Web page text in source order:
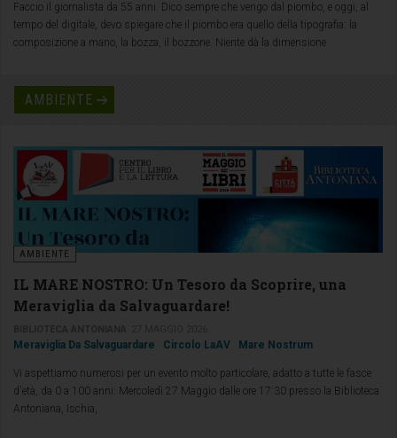
Faccio il giornalista da 55 anni. Dico sempre che vengo dal piombo, e oggi, al
tempo del digitale, devo spiegare che il piombo era quello della tipografia: la
composizione a mano, la bozza, il bozzone. Niente dà la dimensione
AMBIENTE
AMBIENTE
IL MARE NOSTRO: Un Tesoro da Scoprire, una
Meraviglia da Salvaguardare!
Meraviglia Da Salvaguardare Circolo LaAV Mare Nostrum
Vi aspettiamo numerosi per un evento molto particolare, adatto a tutte le fasce
d'età, da 0 a 100 anni: Mercoledì 27 Maggio dalle ore 17:30 presso la Biblioteca
Antoniana, Ischia,